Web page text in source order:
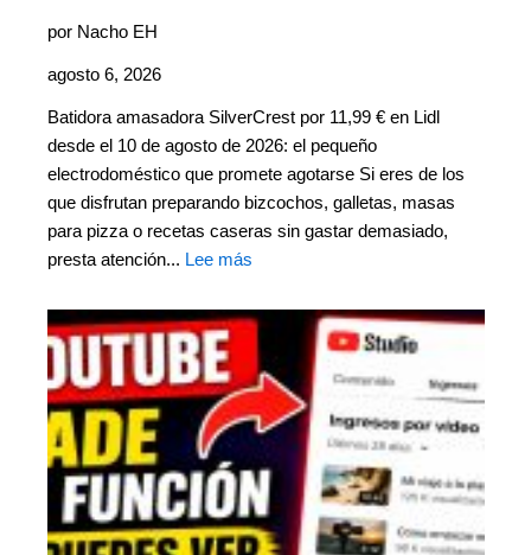
por Nacho EH
agosto 6, 2026
Batidora amasadora SilverCrest por 11,99 € en Lidl
desde el 10 de agosto de 2026: el pequeño
electrodoméstico que promete agotarse Si eres de los
que disfrutan preparando bizcochos, galletas, masas
para pizza o recetas caseras sin gastar demasiado,
presta atención... Lee más